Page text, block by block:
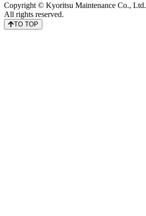
Copyright © Kyoritsu Maintenance Co., Ltd.
All rights reserved.
TO TOP